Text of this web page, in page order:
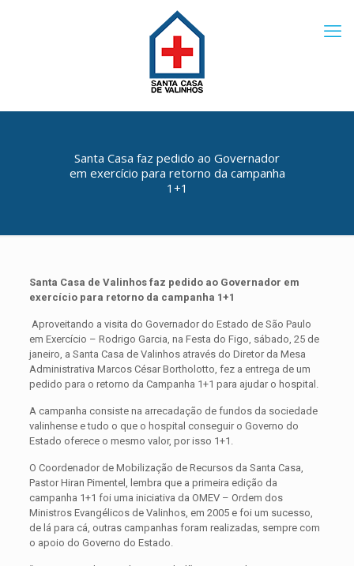
Santa Casa faz pedido ao Governador
em exercício para retorno da campanha
1+1
Santa Casa de Valinhos faz pedido ao Governador em
exercício para retorno da campanha 1+1
Aproveitando a visita do Governador do Estado de São Paulo
em Exercício – Rodrigo Garcia, na Festa do Figo, sábado, 25 de
janeiro, a Santa Casa de Valinhos através do Diretor da Mesa
Administrativa Marcos César Bortholotto, fez a entrega de um
pedido para o retorno da Campanha 1+1 para ajudar o hospital.
A campanha consiste na arrecadação de fundos da sociedade
valinhense e tudo o que o hospital conseguir o Governo do
Estado oferece o mesmo valor, por isso 1+1.
O Coordenador de Mobilização de Recursos da Santa Casa,
Pastor Hiran Pimentel, lembra que a primeira edição da
campanha 1+1 foi uma iniciativa da OMEV – Ordem dos
Ministros Evangélicos de Valinhos, em 2005 e foi um sucesso,
de lá para cá, outras campanhas foram realizadas, sempre com
o apoio do Governo do Estado.